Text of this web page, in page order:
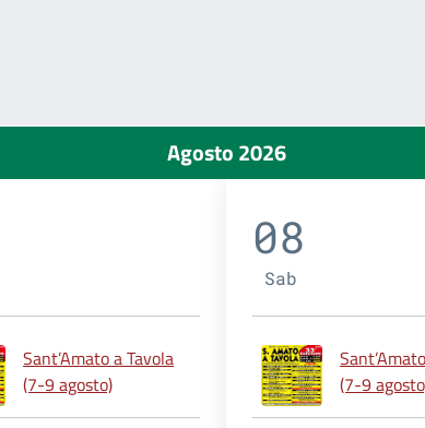
Agosto 2026
Sant’Amato a Tavola
(7-9 agosto)
08
Sab
(7-9